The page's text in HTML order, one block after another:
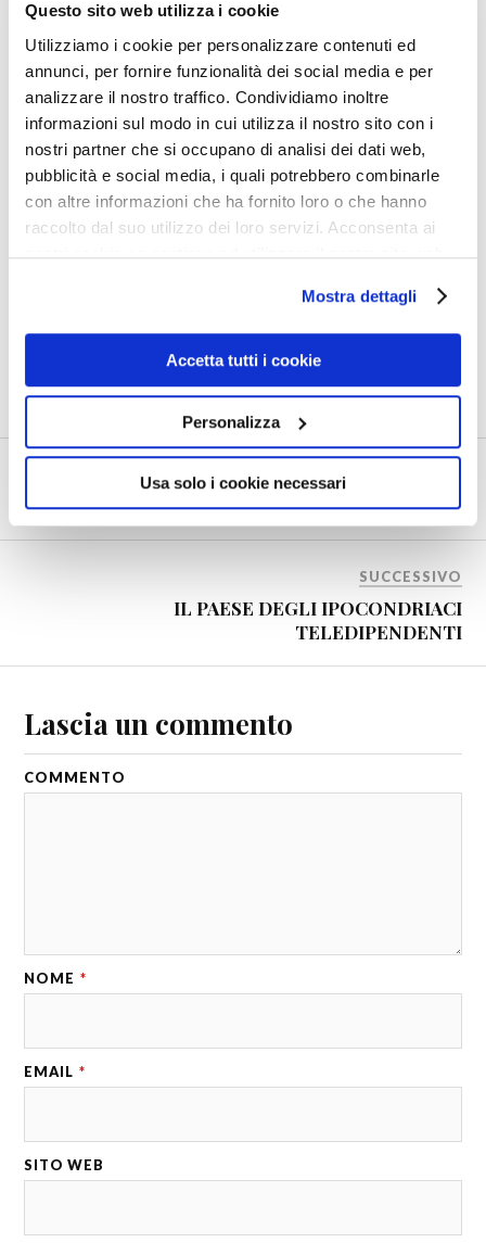
Questo sito web utilizza i cookie
Utilizziamo i cookie per personalizzare contenuti ed
annunci, per fornire funzionalità dei social media e per
analizzare il nostro traffico. Condividiamo inoltre
informazioni sul modo in cui utilizza il nostro sito con i
nostri partner che si occupano di analisi dei dati web,
pubblicità e social media, i quali potrebbero combinarle
con altre informazioni che ha fornito loro o che hanno
raccolto dal suo utilizzo dei loro servizi. Acconsenta ai
nostri cookie se continua ad utilizzare il nostro sito web.
Mostra dettagli
Accetta tutti i cookie
Personalizza
Usa solo i cookie necessari
DAI COMUNISTI
CENSURATI
DA QUELLI COL BUCO
AL POSTO DELLA FACCIA
DEMOLIRE L’IMBROGLIO
SUCCESSIVO
IL PAESE DEGLI IPOCONDRIACI
TELEDIPENDENTI
Lascia un commento
COMMENTO
NOME *
EMAIL *
SITO WEB